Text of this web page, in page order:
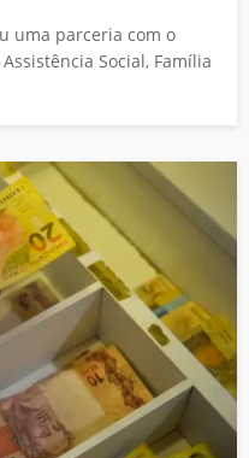
uma parceria com o
Social, Família